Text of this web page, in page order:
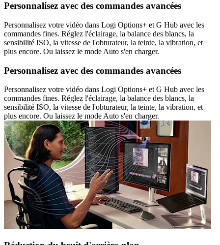
Personnalisez avec des commandes avancées
Personnalisez votre vidéo dans Logi Options+ et G Hub avec les
commandes fines. Réglez l'éclairage, la balance des blancs, la
sensibilité ISO, la vitesse de l'obturateur, la teinte, la vibration, et
plus encore. Ou laissez le mode Auto s'en charger.
Personnalisez avec des commandes avancées
Personnalisez votre vidéo dans Logi Options+ et G Hub avec les
commandes fines. Réglez l'éclairage, la balance des blancs, la
sensibilité ISO, la vitesse de l'obturateur, la teinte, la vibration, et
plus encore. Ou laissez le mode Auto s'en charger.